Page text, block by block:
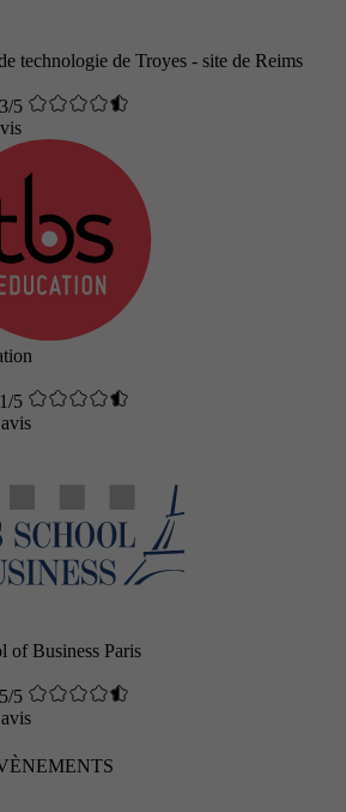
technologie de Troyes - site de Reims
5
5
of Business Paris
5